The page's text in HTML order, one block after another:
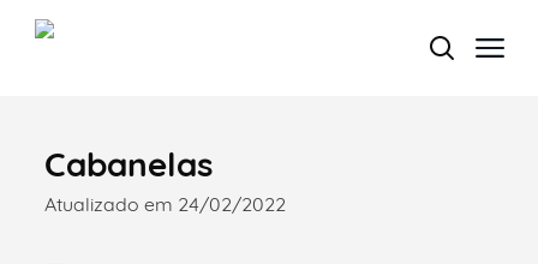
Termo de Pesquisa
Cabanelas
Atualizado em 24/02/2022